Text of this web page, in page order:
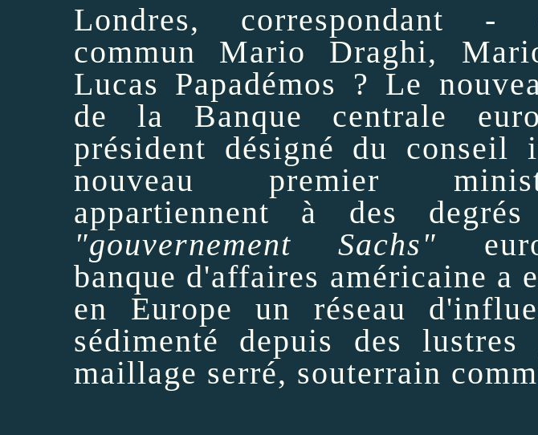
Londres, correspondant -
commun Mario Draghi,
Lucas Papadémos ? Le
de la Banque centrale
président désigné du conseil
nouveau premier
appartiennent à des
"gouvernement Sachs"
banque d'affaires américaine a
en Europe un réseau
sédimenté depuis des
maillage serré, souterrain